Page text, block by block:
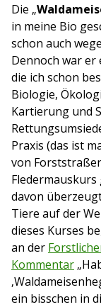
Die „
in meine Bio
schon auch
Dennoch war
die ich schon
Biologie,
Kartierung und
Praxis (das ist
von
davon
Tiere auf der
dieses Kurses
an der
Kommentar
ein bisschen in